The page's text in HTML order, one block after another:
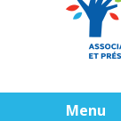
Menu